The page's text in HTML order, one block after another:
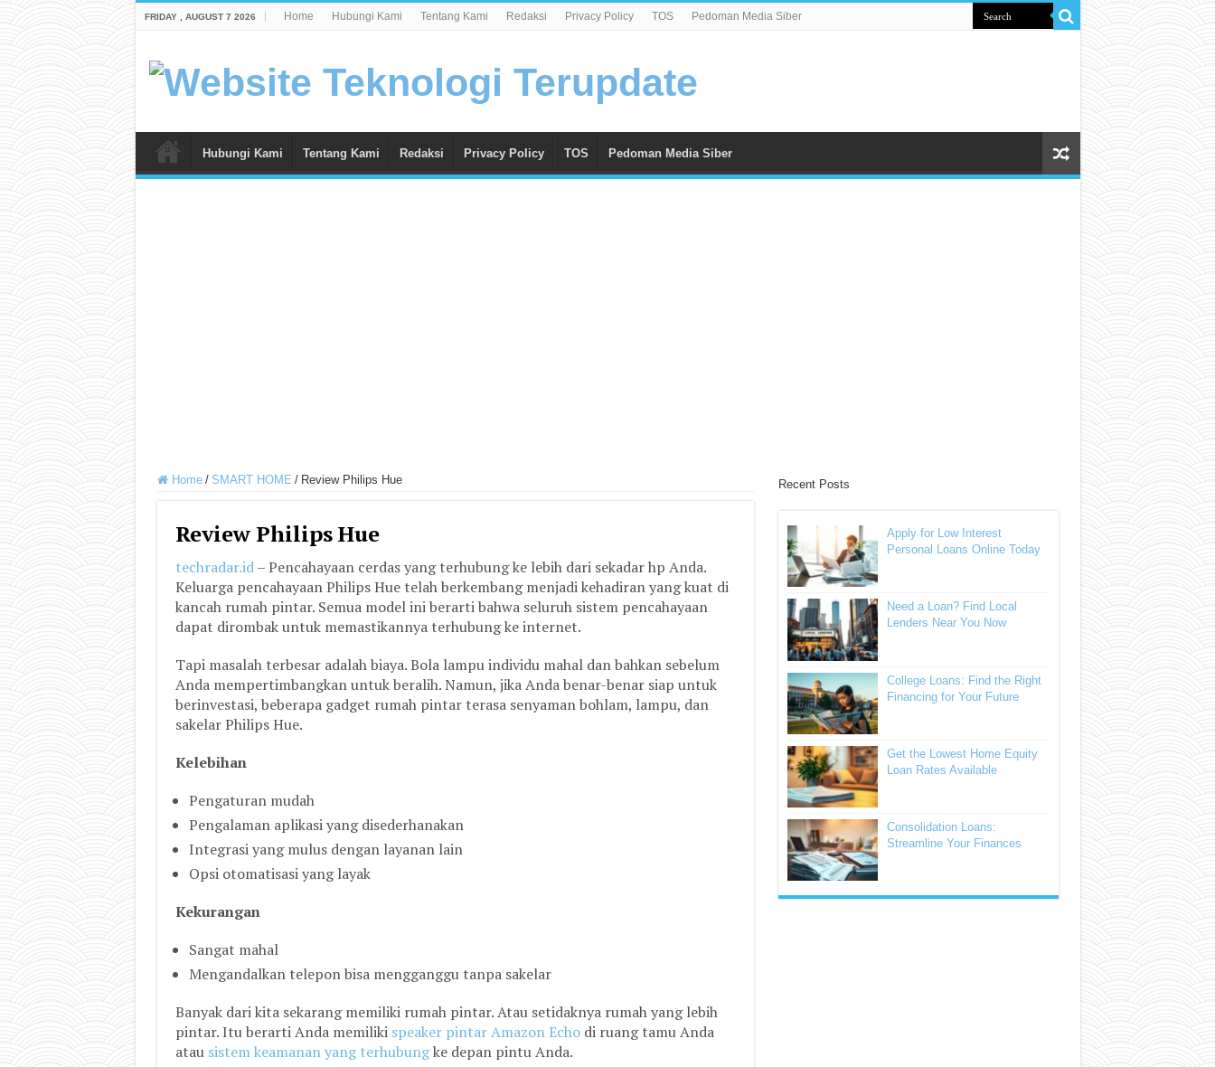
FRIDAY , AUGUST 7 2026 Home Hubungi Kami Tentang Kami Redaksi Privacy Policy TOS Pedoman Media Siber
Hubungi Kami Tentang Kami Redaksi Privacy Policy TOS Pedoman Media Siber
Home / SMART HOME / Review Philips Hue
Review Philips Hue
techradar.id– Pencahayaan cerdas yang terhubung ke lebih dari sekadar hp Anda.
Keluarga pencahayaan Philips Hue telah berkembang menjadi kehadiran yang kuat di
kancah rumah pintar. Semua model ini berarti bahwa seluruh sistem pencahayaan
dapat dirombak untuk memastikannya terhubung ke internet.
Tapi masalah terbesar adalah biaya. Bola lampu individu mahal dan bahkan sebelum
Anda mempertimbangkan untuk beralih. Namun, jika Anda benar-benar siap untuk
berinvestasi, beberapa gadget rumah pintar terasa senyaman bohlam, lampu, dan
sakelar Philips Hue.
Kelebihan
Pengaturan mudah
Pengalaman aplikasi yang disederhanakan
Integrasi yang mulus dengan layanan lain
Opsi otomatisasi yang layak
Kekurangan
Sangat mahal
Mengandalkan telepon bisa mengganggu tanpa sakelar
Banyak dari kita sekarang memiliki rumah pintar. Atau setidaknya rumah yang lebih
pintar. Itu berarti Anda memiliki speaker pintar Amazon Echodi ruang tamu Anda
atau sistem keamanan yang terhubungke depan pintu Anda.
Recent Posts
Apply for Low Interest
Personal Loans Online Today
Need a Loan? Find Local
Lenders Near You Now
College Loans: Find the Right
Financing for Your Future
Get the Lowest Home Equity
Loan Rates Available
Consolidation Loans:
Streamline Your Finances